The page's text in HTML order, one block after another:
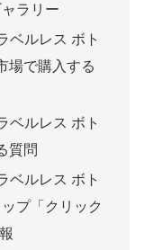
ラリー
ベルレス ボト
場で購入する
ベルレス ボト
質問
ベルレス ボト
プ「クリック